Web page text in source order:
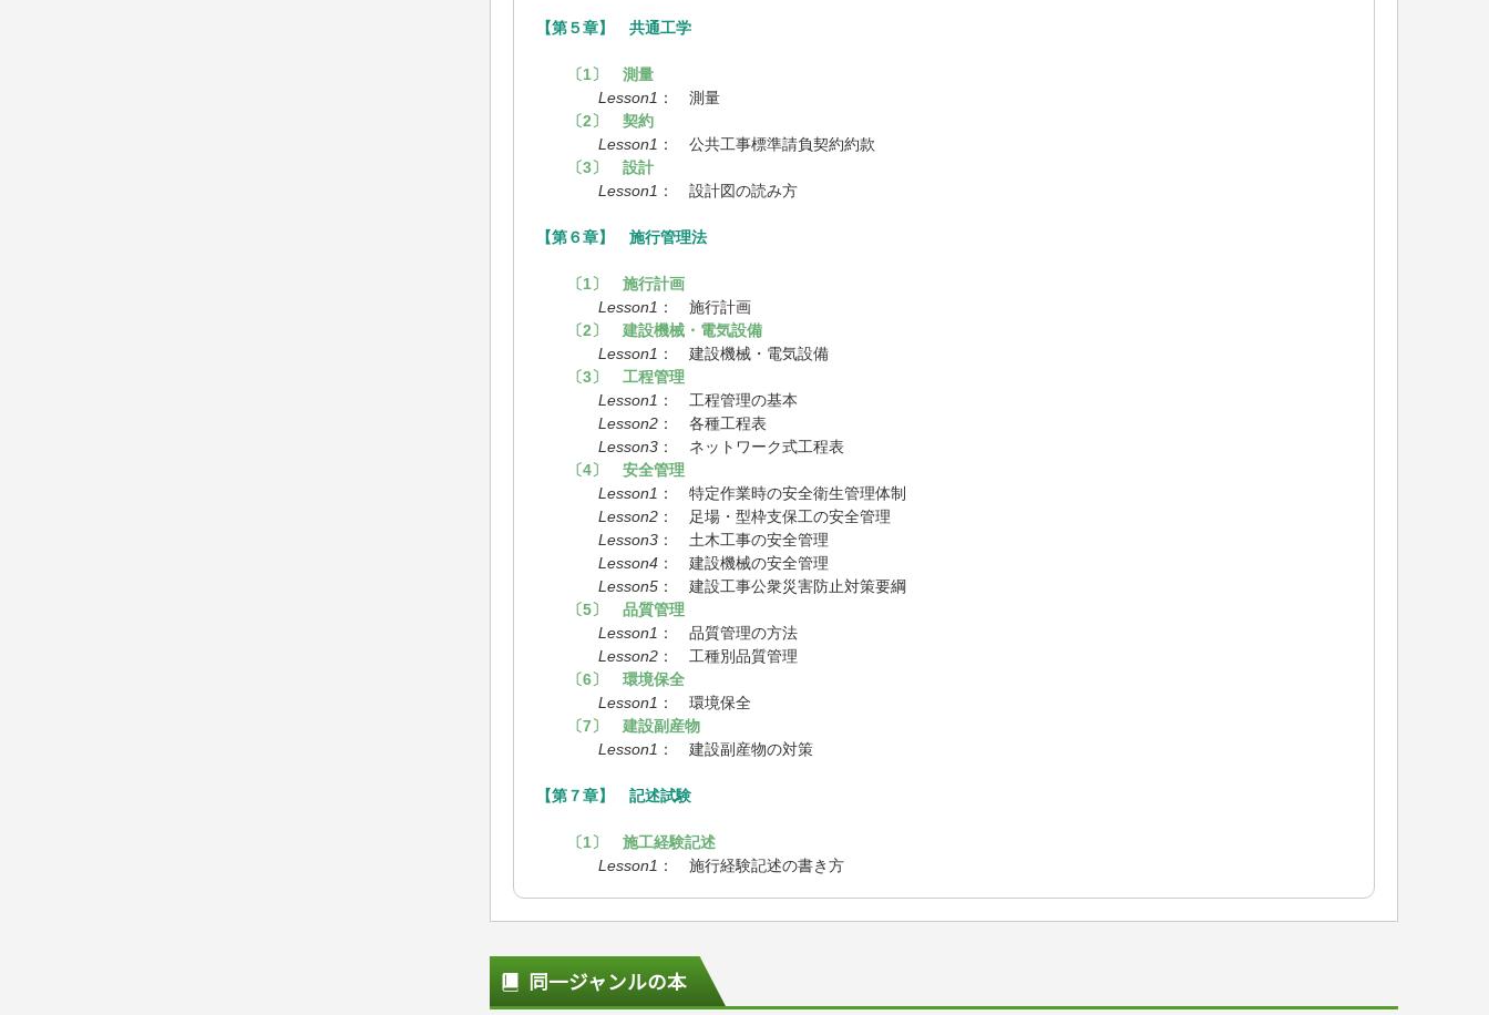
【第５章】 共通工学
〔1〕 測量
Lesson1 ： 測量
〔2〕 契約
Lesson1 ： 公共工事標準請負契約約款
〔3〕 設計
Lesson1 ： 設計図の読み方
【第６章】 施行管理法
〔1〕 施行計画
Lesson1 ： 施行計画
〔2〕 建設機械・電気設備
Lesson1 ： 建設機械・電気設備
〔3〕 工程管理
Lesson1 ： 工程管理の基本
Lesson2 ： 各種工程表
Lesson3 ： ネットワーク式工程表
〔4〕 安全管理
Lesson1 ： 特定作業時の安全衛生管理体制
Lesson2 ： 足場・型枠支保工の安全管理
Lesson3 ： 土木工事の安全管理
Lesson4 ： 建設機械の安全管理
Lesson5 ： 建設工事公衆災害防止対策要綱
〔5〕 品質管理
Lesson1 ： 品質管理の方法
Lesson2 ： 工種別品質管理
〔6〕 環境保全
Lesson1 ： 環境保全
〔7〕 建設副産物
Lesson1 ： 建設副産物の対策
【第７章】 記述試験
〔1〕 施工経験記述
Lesson1 ： 施行経験記述の書き方
同一ジャンルの本